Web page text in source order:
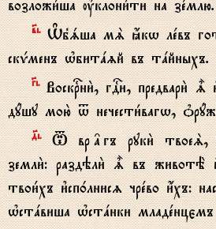
возложи1ша ўклони1ти на зeмлю.
в7i.Њб8sша мS ћкw лeвъ
скЂменъ њбитazй въ тaйныхъ.
Gi.Воскrни2, гDи, предвари2 |
дyшу мою2 t нечести1вагw,
д7i.T вр†гъ руки2
земли2: раздэли2 | въ животЁ
твои1хъ и3сп0лнисz чрeво и4хъ:
њстaвиша њстaнки младeнцємъ